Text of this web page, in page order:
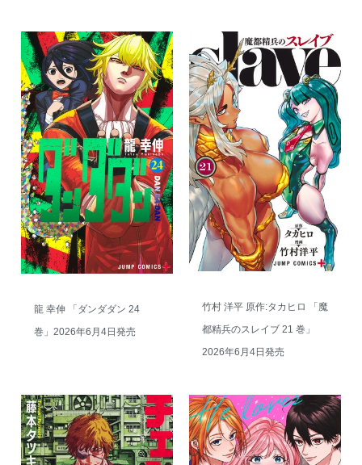
龍 幸伸 「ダンダダン 24
巻」2026年6月4日発売
竹村 洋平 原作:タカヒロ 「魔
都精兵のスレイブ 21 巻」
2026年6月4日発売